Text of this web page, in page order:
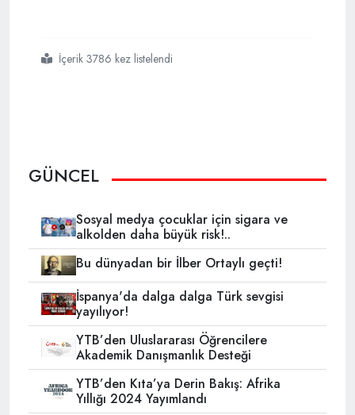
#ortadoğu
#ramazana
#perşembe
#günü
#giriyorİçerik 3786 kez listelendi
GÜNCEL
Sosyal medya çocuklar için sigara ve
alkolden daha büyük risk!..
Bu dünyadan bir İlber Ortaylı geçti!
İspanya'da dalga dalga Türk sevgisi
yayılıyor!
YTB’den Uluslararası Öğrencilere
Akademik Danışmanlık Desteği
YTB’den Kıta’ya Derin Bakış: Afrika
Yıllığı 2024 Yayımlandı